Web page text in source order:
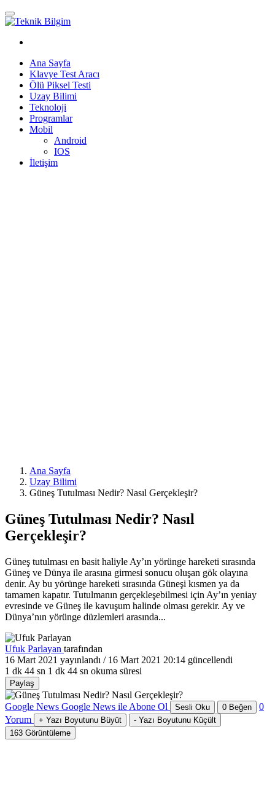
Ana Sayfa
Klavye Test Aracı
Ölü Piksel Testi
Uzay Bilimi
Teknoloji
Programlar
Mobil
Android
IOS
İletişim
Ana Sayfa
Uzay Bilimi
Güneş Tutulması Nedir? Nasıl Gerçekleşir?
Güneş Tutulması Nedir? Nasıl
Gerçekleşir?
Güneş tutulması en basit haliyle Ay’ın yörünge hareketi sırasında
Güneş ve Dünya ile arasına girmesi sonucu oluşan gök olayına
denir. Ay bu yörünge hareketi sırasında Güneşi kısmen ya da
tamamen kapatır. Tutulmanın gerçekleşebilmesi için Ay’ın yeniay
evresinde ve Güneş ile kavuşum halinde olması gerekir. Ay ve
Dünya’nın yörünge düzlemleri arasında...
Ufuk Parlayan tarafından
16 Mart 2021 yayınlandı / 16 Mart 2021 20:14 güncellendi
1 dk 44 sn 1 dk 44 sn okuma süresi
Paylaş
Google News Google News ile Abone Ol Sesli Oku 0 Beğen
0
Yorum
+ Yazı Boyutunu Büyüt - Yazı Boyutunu Küçült
163 Görüntüleme